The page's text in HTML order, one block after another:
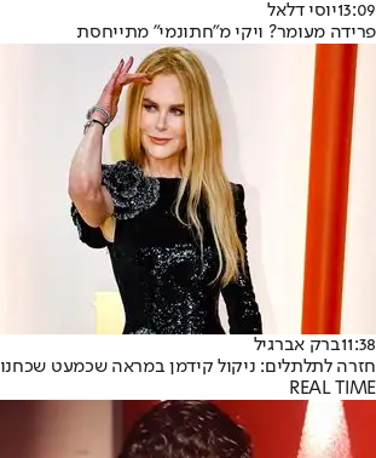
13:09יוסי דלאל
פרידה מעומר? ויקי מ"חתונמי" מתייחסת
11:38ברק אברגיל
חזרה לתלתלים: ניקול קידמן במראה שכמעט שכחנו
REAL TIME